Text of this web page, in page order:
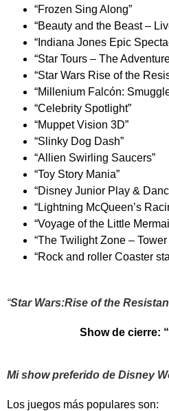
“Frozen Sing Along”
“Beauty and the Beast –
“Indiana Jones Epic
“Star Tours – The
“Star Wars Rise of the
“Millenium Falcón:
“Celebrity Spotlight”
“Muppet Vision 3D”
“Slinky Dog Dash”
“Allien Swirling Saucers”
“Toy Story Mania”
“Disney Junior Play &
“Lightning McQueen’s
“Voyage of the Little
“The Twilight Zone – Tower
“Rock and roller Coaster
“Star Wars:Rise of the
Show de cierre:
Mi show preferido de Disney
Los juegos más populares son: